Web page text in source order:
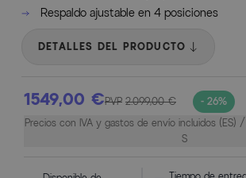
Respaldo ajustable en 4 posiciones
DETALLES DEL PRODUCTO
1549,00 €PVP 2.099,00 €
- 26%
Precios con IVA y gastos de envío incluidos (ES)
S